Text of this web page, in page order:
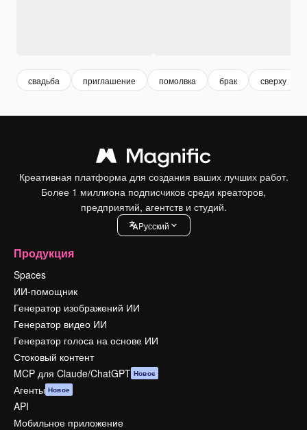
свадьба приглашение помолвка брак сверху
Креативная платформа для создания ваших лучших работ.
Более 1 миллиона подписчиков среди креаторов,
предприятий, агентств и студий.
Pусский
Продукция
Spaces
ИИ-помощник
Генератор изображений ИИ
Генератор видео ИИ
Генератор голоса на основе ИИ
Стоковый контент
MCP для Claude/ChatGPT Новое
Агенты Новое
API
Мобильное приложение